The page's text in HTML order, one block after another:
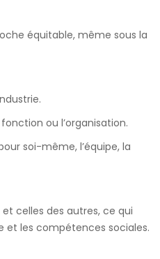
équitable, même sous la
ou l’organisation.
soi-même, l’équipe, la
celles des autres, ce qui
et les compétences sociales.